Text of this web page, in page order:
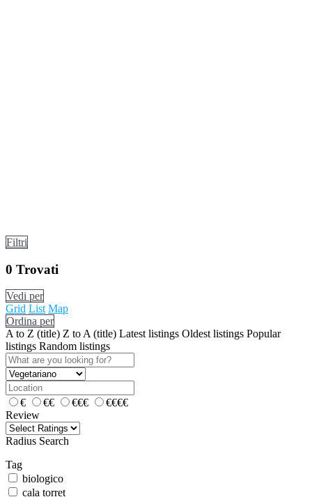
Filtri
0 Trovati
Vedi per
Grid List Map
Ordina per
A to Z (title) Z to A (title) Latest listings Oldest listings Popular
listings Random listings
€ €€ €€€
€€€€
Review
Radius Search
Tag
biologico
cala torret